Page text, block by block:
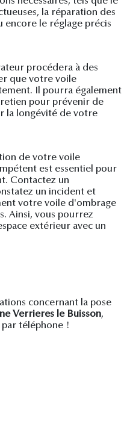
la réparation des
encore le réglage précis
procédera à des
que votre voile
Il pourra également
pour prévenir de
la longévité de votre
de votre voile
est essentiel pour
Contactez un
un incident et
votre voile d'ombrage
Ainsi, vous pourrez
extérieur avec un
concernant la pose
Verrieres le Buisson,
par téléphone !